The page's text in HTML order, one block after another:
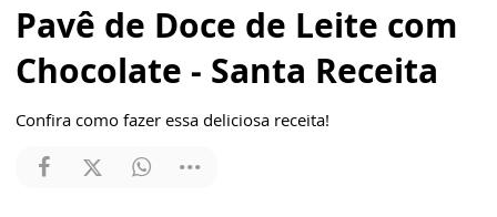
Pavê de Doce de Leite com
Chocolate - Santa Receita
Confira como fazer essa deliciosa receita!